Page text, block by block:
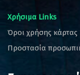
Χρήσιμα Links
Όροι χρήσης κάρτας
Προστασία